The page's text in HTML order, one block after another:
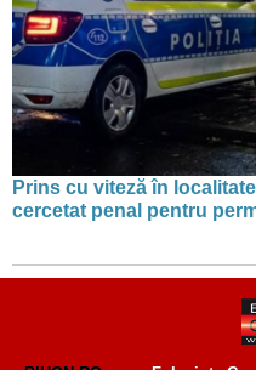
Prins cu viteză în
cercetat penal pentru